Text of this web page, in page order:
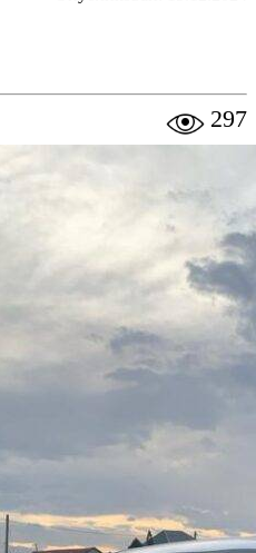
297